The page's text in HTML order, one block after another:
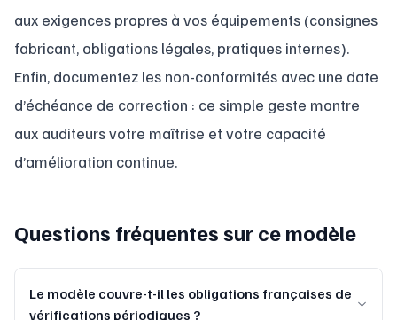
aux exigences propres à vos équipements (consignes
fabricant, obligations légales, pratiques internes).
Enfin, documentez les non-conformités avec une date
d’échéance de correction : ce simple geste montre
aux auditeurs votre maîtrise et votre capacité
d’amélioration continue.
Questions fréquentes sur ce modèle
Le modèle couvre-t-il les obligations françaises de
vérifications périodiques ?